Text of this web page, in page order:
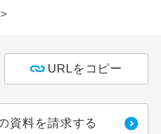
URLをコピー
資料を請求する